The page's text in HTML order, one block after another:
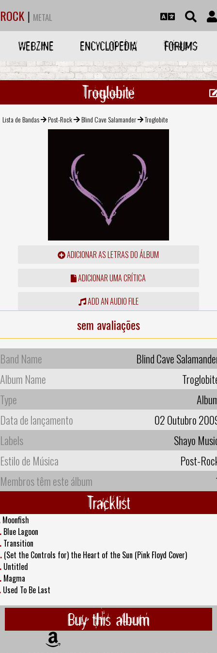
ROCK | METAL
WEBZINE ENCYCLOPEDIA FORUMS
Troglobite
Lista de Bandas Post-Rock Blind Cave Salamander Troglobite
ADICIONAR AS LETRAS DO ÁLBUM
ADICIONAR UMA CRÍTICA
ADD AN AUDIO FILE
sem avaliações
Band Name
Blind Cave
Album Name
Type
Data de lançamento
02 Outubro
Labels
Shayo
Estilo de Música
Post-
Membros têm este álbum
Tracklist
Moonfish
Blue Lagoon
Transition
(Set the Controls for) the Heart of the Sun (Pink Floyd Cover)
Untitled
Magma
Used To Be Last
Buy this album